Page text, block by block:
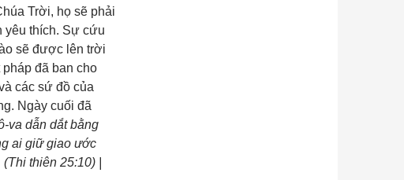
Trời, họ sẽ phải
yêu thích. Sự cứu
sẽ được lên trời
đã ban cho
các sứ đồ của
Ngày cuối đã
va dẫn dắt bằng
ai giữ giao ước
thiên 25:10) |